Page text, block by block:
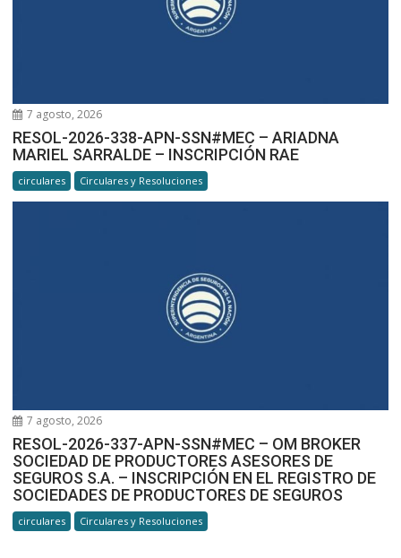
7 agosto, 2026
RESOL-2026-338-APN-SSN#MEC – ARIADNA
MARIEL SARRALDE – INSCRIPCIÓN RAE
circulares Circulares y Resoluciones
7 agosto, 2026
RESOL-2026-337-APN-SSN#MEC – OM BROKER
SOCIEDAD DE PRODUCTORES ASESORES DE
SEGUROS S.A. – INSCRIPCIÓN EN EL REGISTRO DE
SOCIEDADES DE PRODUCTORES DE SEGUROS
circulares Circulares y Resoluciones